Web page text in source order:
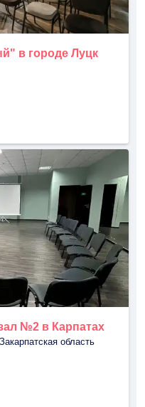
в городе Луцк
№2 в Карпатах
область